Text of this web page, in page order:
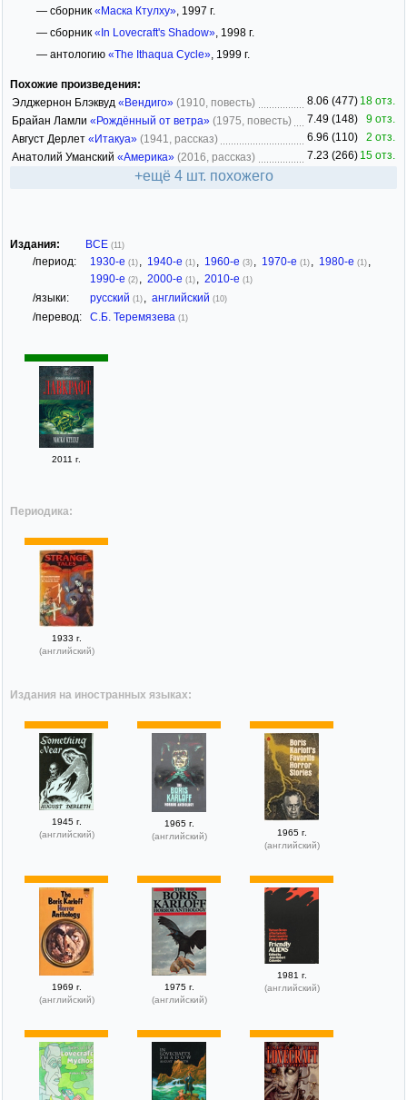
— сборник «Маска Ктулху», 1997 г.
— сборник «In Lovecraft's Shadow», 1998 г.
— антологию «The Ithaqua Cycle», 1999 г.
Похожие произведения:
Элджернон Блэквуд «Вендиго» (1910, повесть) 8.06 (477) 18 отз.
Брайан Ламли «Рождённый от ветра» (1975, повесть) 7.49 (148)
9 отз.
Август Дерлет «Итакуа» (1941, рассказ) 6.96 (110)
2 отз.
Анатолий Уманский «Америка» (2016, рассказ) 7.23 (266) 15 отз.
+ещё 4 шт. похожего
Издания: ВСЕ (11)
/период: 1930-е (1) , 1940-е (1) , 1960-е (3) , 1970-е (1) , 1980-е (1) ,
1990-е (2) , 2000-е (1) , 2010-е (1)
/языки: русский (1) , английский (10)
/перевод: С.Б. Теремязева (1)
2011 г.
Периодика:
1933 г.
(английский)
Издания на иностранных языках:
1945 г.
(английский)
1965 г.
(английский)
1965 г.
(английский)
1969 г.
(английский)
1975 г.
(английский)
1981 г.
(английский)